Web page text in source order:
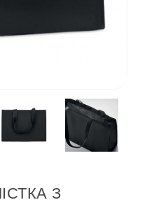
З